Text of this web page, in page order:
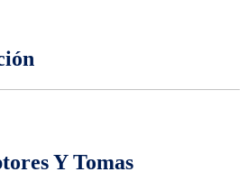
Y Tomas